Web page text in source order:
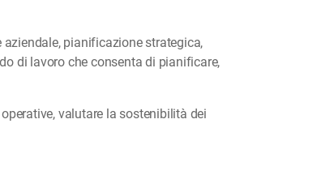
pianificazione strategica,
di lavoro che consenta di pianificare,
valutare la sostenibilità dei